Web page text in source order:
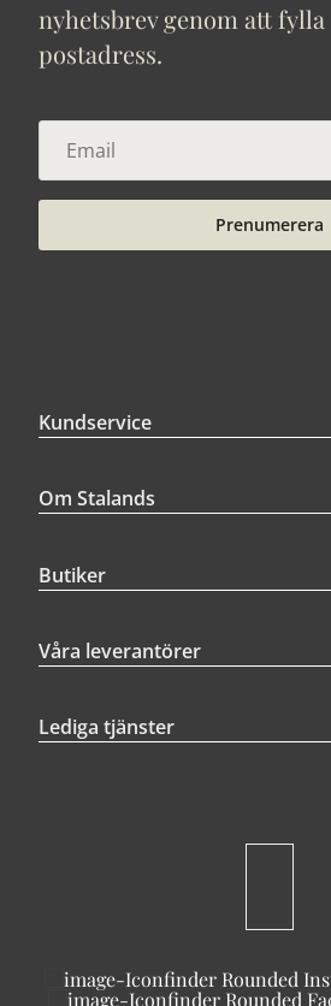
nyhetsbrev genom att
postadress.
Prenumerera
Kundservice
Om Stalands
Butiker
Våra leverantörer
Lediga tjänster